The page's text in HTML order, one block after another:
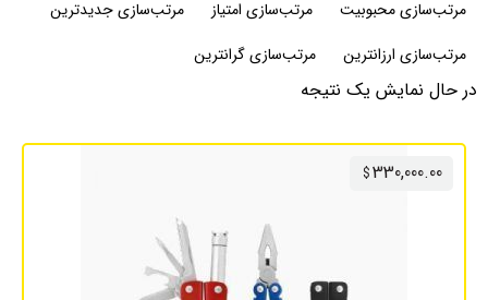
در حال نمایش یک نتیجه
مرتب‌سازی محبوبیت
مرتب‌سازی امتیاز
مرتب‌سازی جدیدترین
مرتب‌سازی ارزانترین
مرتب‌سازی گرانترین
$330,000.00